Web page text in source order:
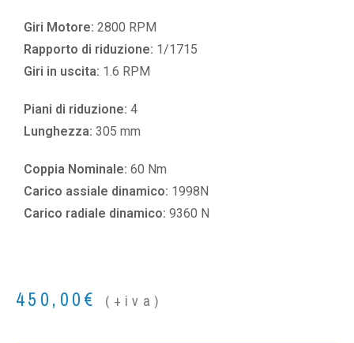
Giri Motore: 2800 RPM
Rapporto di riduzione: 1/1715
Giri in uscita: 1.6 RPM
Piani di riduzione: 4
Lunghezza: 305 mm
Coppia Nominale: 60 Nm
Carico assiale dinamico: 1998N
Carico radiale dinamico: 9360 N
450,00€ (+iva)